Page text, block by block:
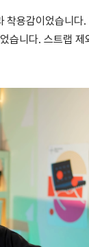
용감이었습니다
습니다. 스트랩